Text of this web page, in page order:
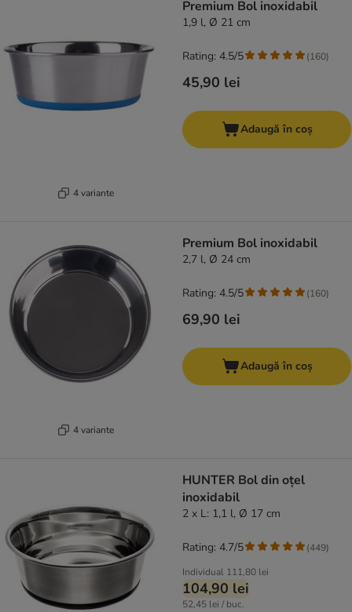
4 variante
Premium Bol inoxidabil
1,9 l, Ø 21 cm
45,90 lei
Rating: 4.5/5 (160)
Adaugă în coș
4 variante
Premium Bol inoxidabil
2,7 l, Ø 24 cm
69,90 lei
Rating: 4.5/5 (160)
Adaugă în coș
HUNTER Bol din oțel
inoxidabil
2 x L: 1,1 l, Ø 17 cm
Individual 111,80 lei
104,90 lei
52,45 lei / buc.
Rating: 4.7/5 (449)